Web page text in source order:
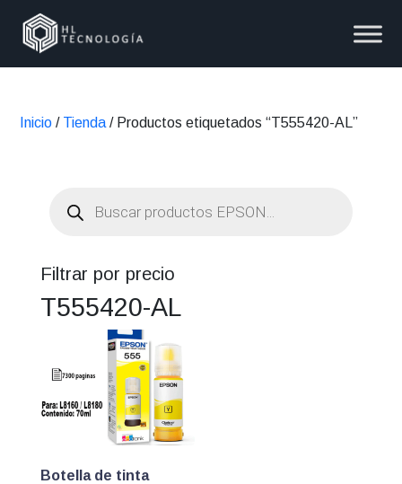
Inicio / Tienda / Productos etiquetados “T555420-AL”
productos
Filtrar por precio
T555420-AL
Botella de tinta